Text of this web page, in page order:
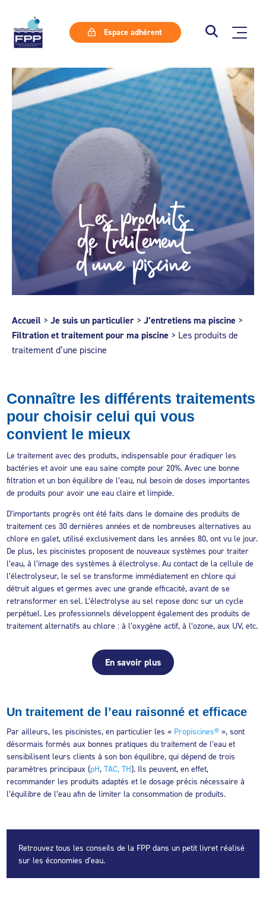
Espace adhérent
Les produits
de traitement
d'une piscine
Accueil > Je suis un particulier > J’entretiens ma piscine >
Filtration et traitement pour ma piscine > Les produits de
traitement d’une piscine
Connaître les différents traitements
pour choisir celui qui vous
convient le mieux
Le traitement avec des produits, indispensable pour éradiquer les
bactéries et avoir une eau saine compte pour 20%. Avec une bonne
filtration et un bon équilibre de l’eau, nul besoin de doses importantes
de produits pour avoir une eau claire et limpide.
D’importants progrès ont été faits dans le domaine des produits de
traitement ces 30 dernières années et de nombreuses alternatives au
chlore en galet, utilisé exclusivement dans les années 80, ont vu le jour.
De plus, les piscinistes proposent de nouveaux systèmes pour traiter
l’eau, à l’image des systèmes à électrolyse. Au contact de la cellule de
l’électrolyseur, le sel se transforme immédiatement en chlore qui
détruit algues et germes avec une grande efficacité, avant de se
retransformer en sel. L’électrolyse au sel repose donc sur un cycle
perpétuel. Les professionnels développent également des produits de
traitement alternatifs au chlore : à l’oxygène actif, à l’ozone, aux UV, etc.
En savoir plus
Un traitement de l’eau raisonné et efficace
Par ailleurs, les piscinistes, en particulier les « Propiscines® », sont
désormais formés aux bonnes pratiques du traitement de l’eau et
sensibilisent leurs clients à son bon équilibre, qui dépend de trois
paramètres principaux (pH,TAC, TH). Ils peuvent, en effet,
recommander les produits adaptés et le dosage précis nécessaire à
l’équilibre de l’eau afin de limiter la consommation de produits.
Retrouvez tous les conseils de la FPP dans un petit livret réalisé
sur les économies d’eau.